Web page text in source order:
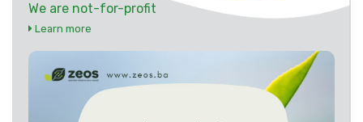
We are not-for-profit
Learn more